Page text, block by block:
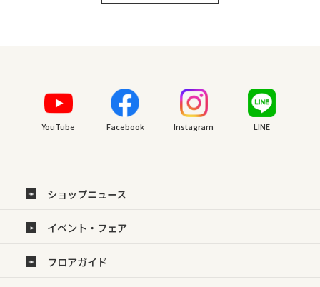
YouTube Facebook Instagram LINE
ショップニュース
イベント・フェア
フロアガイド